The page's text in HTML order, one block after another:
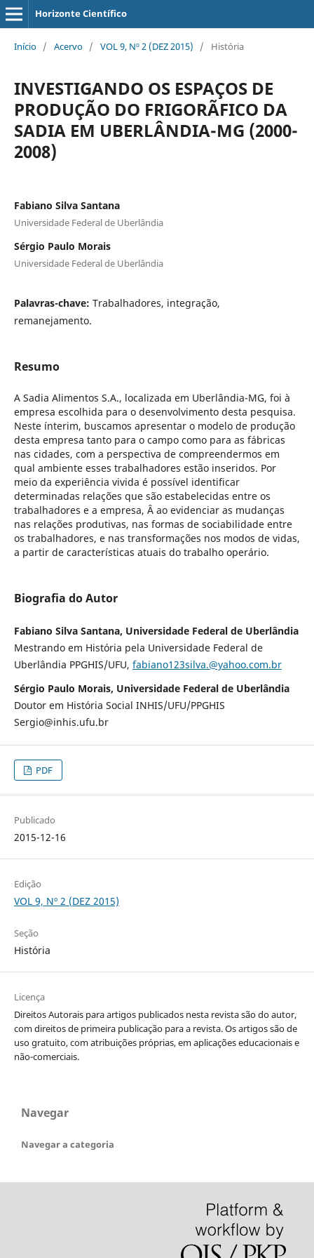
Horizonte Científico
Início / Acervo / VOL 9, Nº 2 (DEZ 2015) / História
INVESTIGANDO OS ESPAÇOS DE
PRODUÇÃO DO FRIGORÃFICO DA
SADIA EM UBERLÂNDIA-MG (2000-
2008)
Fabiano Silva Santana
Universidade Federal de Uberlândia
Sérgio Paulo Morais
Universidade Federal de Uberlândia
Palavras-chave: Trabalhadores, integração,
remanejamento.
Resumo
A Sadia Alimentos S.A., localizada em Uberlândia-MG, foi à
empresa escolhida para o desenvolvimento desta pesquisa.
Neste ínterim, buscamos apresentar o modelo de produção
desta empresa tanto para o campo como para as fábricas
nas cidades, com a perspectiva de compreendermos em
qual ambiente esses trabalhadores estão inseridos. Por
meio da experiência vivida é possível identificar
determinadas relações que são estabelecidas entre os
trabalhadores e a empresa, Â ao evidenciar as mudanças
nas relações produtivas, nas formas de sociabilidade entre
os trabalhadores, e nas transformações nos modos de vidas,
a partir de características atuais do trabalho operário.
Biografia do Autor
Fabiano Silva Santana, Universidade Federal de Uberlândia
Mestrando em História pela Universidade Federal de
Uberlândia PPGHIS/UFU, fabiano123silva.@yahoo.com.br
Sérgio Paulo Morais, Universidade Federal de Uberlândia
Doutor em História Social INHIS/UFU/PPGHIS
Sergio@inhis.ufu.br
PDF
Publicado
2015-12-16
Edição
VOL 9, Nº 2 (DEZ 2015)
Seção
História
Licença
Direitos Autorais para artigos publicados nesta revista são do autor,
com direitos de primeira publicação para a revista. Os artigos são de
uso gratuito, com atribuições próprias, em aplicações educacionais e
não-comerciais.
Navegar
Navegar a categoria